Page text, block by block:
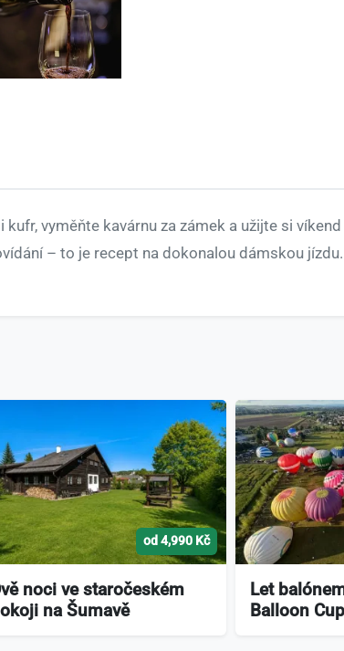
vyměňte kavárnu za zámek a užijte si
– to je recept na dokonalou dámskou
od 4,990 Kč
noci ve staročeském
na Šumavě
Let
Balloon